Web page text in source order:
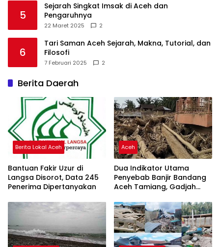
5
Sejarah Singkat Imsak di Aceh dan
Pengaruhnya
22 Maret 2025 2
6
Tari Saman Aceh Sejarah, Makna, Tutorial, dan
Filosofi
7 Februari 2025 2
Berita Daerah
Berita Lokal Aceh
Bantuan Fakir Uzur di
Langsa Disorot, Data 245
Penerima Dipertanyakan
Aceh
Dua Indikator Utama
Penyebab Banjir Bandang
Aceh Tamiang, Gadjah
DAS